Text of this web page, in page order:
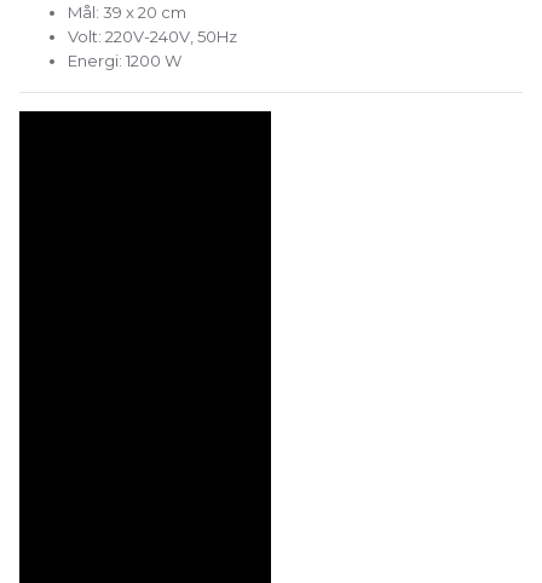
Mål: 39 x 20 cm
Volt: 220V-240V, 50Hz
Energi: 1200 W